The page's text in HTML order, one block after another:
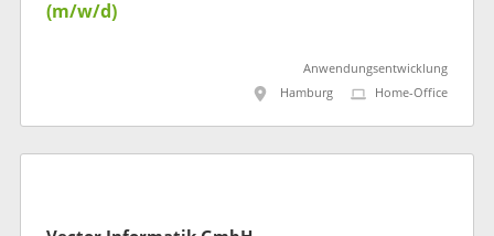
(m/w/d)
Anwendungsentwicklung
Hamburg
Home-Office